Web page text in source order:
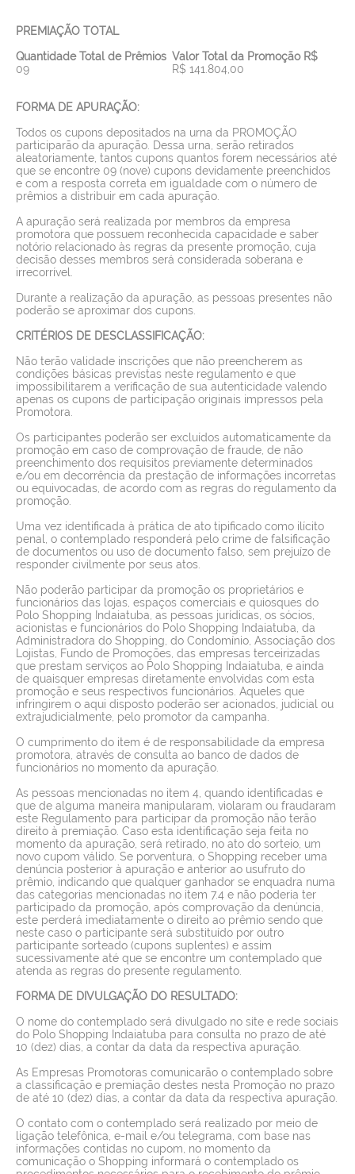
PREMIAÇÃO TOTAL
Quantidade Total de Prêmios Valor Total da Promoção R$
09
R$ 141.804,00
FORMA DE APURAÇÃO:
Todos os cupons depositados na urna da PROMOÇÃO
participarão da apuração. Dessa urna, serão retirados
aleatoriamente, tantos cupons quantos forem necessários até
que se encontre 09 (nove) cupons devidamente preenchidos
e com a resposta correta em igualdade com o número de
prêmios a distribuir em cada apuração.
A apuração será realizada por membros da empresa
promotora que possuem reconhecida capacidade e saber
notório relacionado às regras da presente promoção, cuja
decisão desses membros será considerada soberana e
irrecorrível.
Durante a realização da apuração, as pessoas presentes não
poderão se aproximar dos cupons.
CRITÉRIOS DE DESCLASSIFICAÇÃO:
Não terão validade inscrições que não preencherem as
condições básicas previstas neste regulamento e que
impossibilitarem a verificação de sua autenticidade valendo
apenas os cupons de participação originais impressos pela
Promotora.
Os participantes poderão ser excluídos automaticamente da
promoção em caso de comprovação de fraude, de não
preenchimento dos requisitos previamente determinados
e/ou em decorrência da prestação de informações incorretas
ou equivocadas, de acordo com as regras do regulamento da
promoção.
Uma vez identificada à prática de ato tipificado como ilícito
penal, o contemplado responderá pelo crime de falsificação
de documentos ou uso de documento falso, sem prejuízo de
responder civilmente por seus atos.
Não poderão participar da promoção os proprietários e
funcionários das lojas, espaços comerciais e quiosques do
Polo Shopping Indaiatuba, as pessoas jurídicas, os sócios,
acionistas e funcionários do Polo Shopping Indaiatuba, da
Administradora do Shopping, do Condomínio, Associação dos
Lojistas, Fundo de Promoções, das empresas terceirizadas
que prestam serviços ao Polo Shopping Indaiatuba, e ainda
de quaisquer empresas diretamente envolvidas com esta
promoção e seus respectivos funcionários. Aqueles que
infringirem o aqui disposto poderão ser acionados, judicial ou
extrajudicialmente, pelo promotor da campanha.
O cumprimento do item é de responsabilidade da empresa
promotora, através de consulta ao banco de dados de
funcionários no momento da apuração.
As pessoas mencionadas no item 4, quando identificadas e
que de alguma maneira manipularam, violaram ou fraudaram
este Regulamento para participar da promoção não terão
direito à premiação. Caso esta identificação seja feita no
momento da apuração, será retirado, no ato do sorteio, um
novo cupom válido. Se porventura, o Shopping receber uma
denúncia posterior à apuração e anterior ao usufruto do
prêmio, indicando que qualquer ganhador se enquadra numa
das categorias mencionadas no item 7.4 e não poderia ter
participado da promoção, após comprovação da denúncia,
este perderá imediatamente o direito ao prêmio sendo que
neste caso o participante será substituído por outro
participante sorteado (cupons suplentes) e assim
sucessivamente até que se encontre um contemplado que
atenda as regras do presente regulamento.
FORMA DE DIVULGAÇÃO DO RESULTADO:
O nome do contemplado será divulgado no site e rede sociais
do Polo Shopping Indaiatuba para consulta no prazo de até
10 (dez) dias, a contar da data da respectiva apuração.
As Empresas Promotoras comunicarão o contemplado sobre
a classificação e premiação destes nesta Promoção no prazo
de até 10 (dez) dias, a contar da data da respectiva apuração.
O contato com o contemplado será realizado por meio de
ligação telefônica, e-mail e/ou telegrama, com base nas
informações contidas no cupom, no momento da
comunicação o Shopping informará o contemplado os